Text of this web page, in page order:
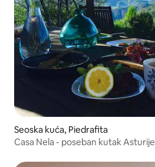
Seoska kuća, Piedrafita
Casa Nela - poseban kutak Asturije